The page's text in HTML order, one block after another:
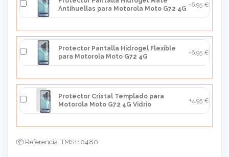
Antihuellas para Motorola Moto G72 4G
+6,95 €
Protector Pantalla Hidrogel Flexible
para Motorola Moto G72 4G
+6,95 €
Protector Cristal Templado para
Motorola Moto G72 4G Vidrio
+4,95 €
Referencia: TMS110480